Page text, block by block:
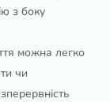
з боку
можна легко
чи